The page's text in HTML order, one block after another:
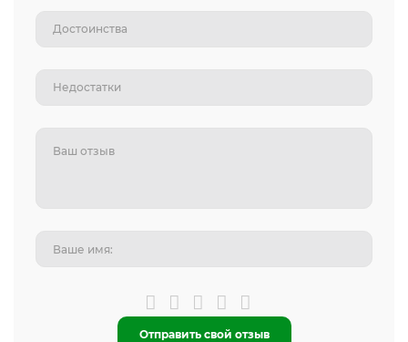
Отправить свой отзыв